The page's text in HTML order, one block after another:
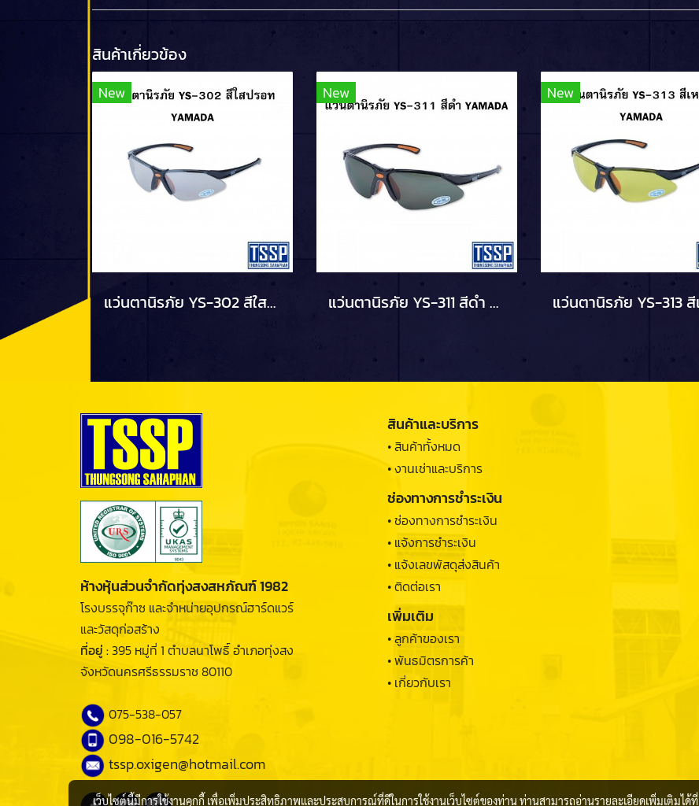
สินค้าเกี่ยวข้อง
New
แว่นตานิรภัย YS-302 สีใสปรอท YAMADA
New
แว่นตานิรภัย YS-311 สีดำ YAMADA
New
ห้างหุ้นส่วนจำกัดทุ่งสงสหภัณฑ์ 1982
โรงบรรจุก๊าซ และจำหน่ายอุปกรณ์ฮาร์ดแวร์
และวัสดุก่อสร้าง
ที่อยู่ :395 หมู่ที่ 1 ตำบลนาโพธิ์ อำเภอทุ่งสง
จังหวัดนครศรีธรรมราช 80110
075-538-057
098-016-5742
tssp.oxigen@hotmail.com
สินค้าและบริการ
• สินค้าทั้งหมด
• งานเช่าและบริการ
ช่องทางการชำระเงิน
• ช่องทางการชำระเงิน
• แจ้งการชำระเงิน
• แจ้งเลขพัสดุส่งสินค้า
• ติดต่อเรา
เพิ่มเติม
• ลูกค้าของเรา
• พันธมิตรการค้า
• เกี่ยวกับเรา
เว็บไซต์นี้มีการใช้งานคุกกี้ เพื่อเพิ่มประสิทธิภาพและประสบการณ์ที่ดีในการใช้งานเว็บไซต์ของท่าน ท่านสามารถอ่านรายละเอียดเพิ่มเติมได้ที่